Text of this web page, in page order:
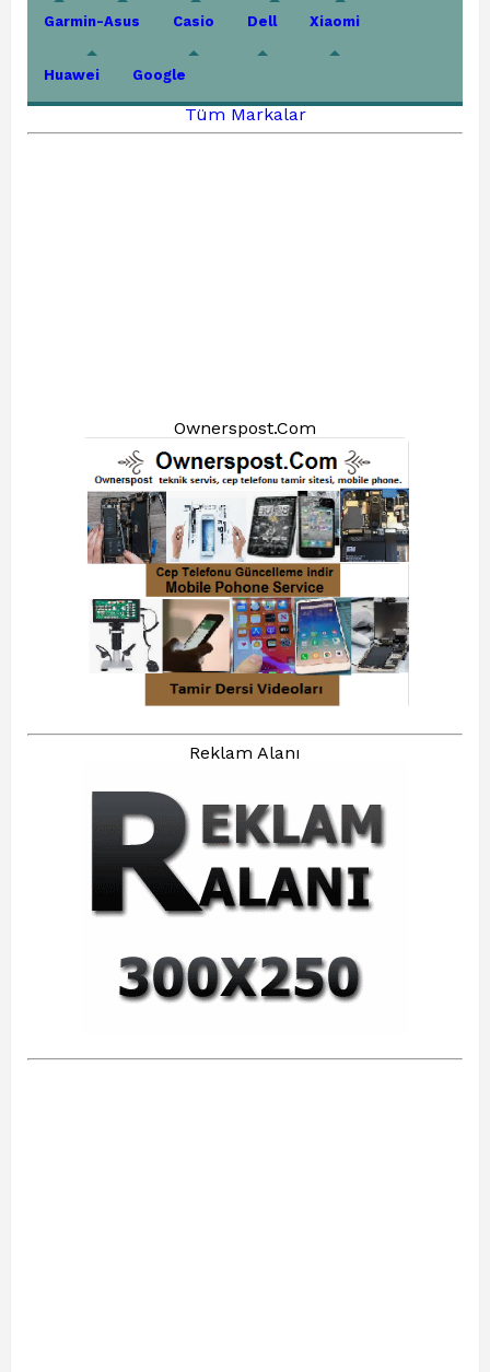
Garmin-Asus Casio Dell Xiaomi
Huawei Google
Tüm Markalar
Ownerspost.Com
Reklam Alanı